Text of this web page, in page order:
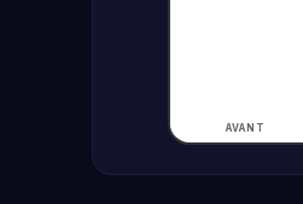
AVANT